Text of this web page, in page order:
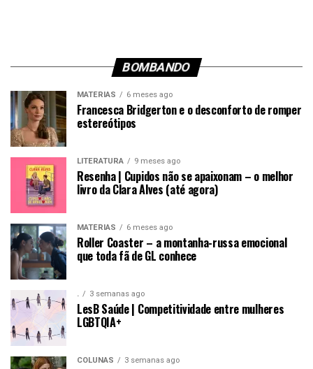
BOMBANDO
MATÉRIAS 6 meses ago
Francesca Bridgerton e o desconforto de romper
estereótipos
LITERATURA 9 meses ago
Resenha | Cupidos não se apaixonam – o melhor
livro da Clara Alves (até agora)
MATÉRIAS 6 meses ago
Roller Coaster – a montanha-russa emocional
que toda fã de GL conhece
. 3 semanas ago
LesB Saúde | Competitividade entre mulheres
LGBTQIA+
COLUNAS 3 semanas ago